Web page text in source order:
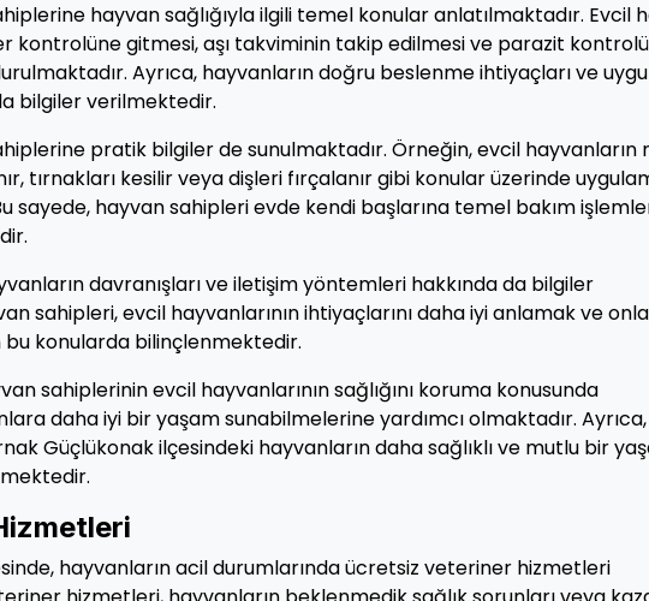
hayvan sağlığıyla ilgili temel konular anlatılmaktadır. Evcil
kontrolüne gitmesi, aşı takviminin takip edilmesi ve parazit
Ayrıca, hayvanların doğru beslenme ihtiyaçları ve
bilgiler verilmektedir.
pratik bilgiler de sunulmaktadır. Örneğin, evcil hayvanların
tırnakları kesilir veya dişleri fırçalanır gibi konular üzerinde
sayede, hayvan sahipleri evde kendi başlarına temel bakım
davranışları ve iletişim yöntemleri hakkında da bilgiler
sahipleri, evcil hayvanlarının ihtiyaçlarını daha iyi anlamak ve
konularda bilinçlenmektedir.
sahiplerinin evcil hayvanlarının sağlığını koruma konusunda
daha iyi bir yaşam sunabilmelerine yardımcı olmaktadır.
Güçlükonak ilçesindeki hayvanların daha sağlıklı ve mutlu bir
hayvanların acil durumlarında ücretsiz veteriner hizmetleri